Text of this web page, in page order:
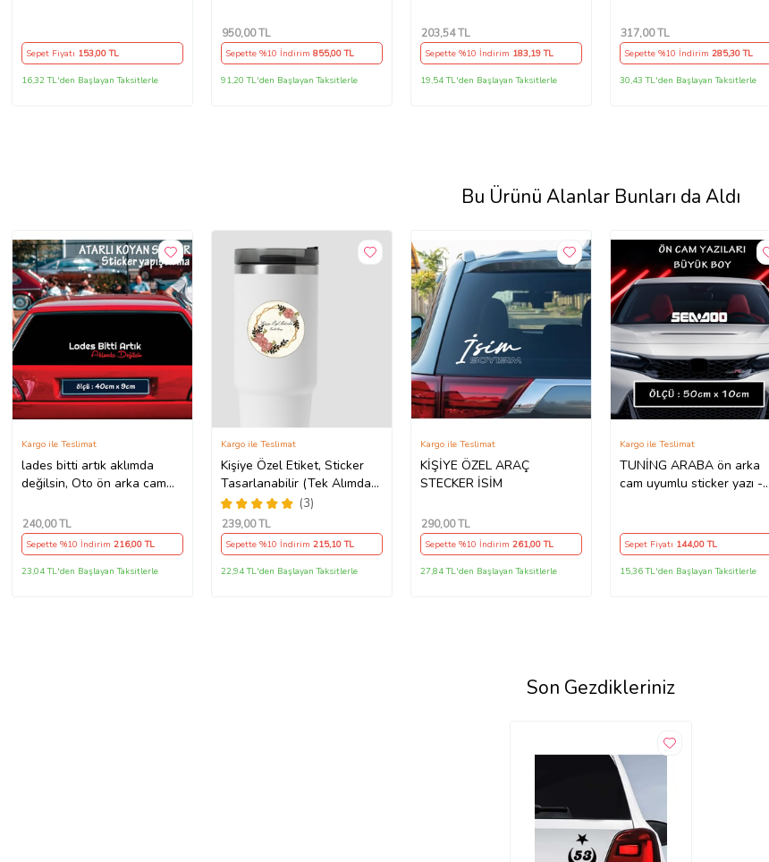
Sepet Fiyatı 153,00 TL
16,32 TL'den Başlayan Taksitlerle
950,00 TL
Sepette %10 İndirim 855,00 TL
91,20 TL'den Başlayan Taksitlerle
203,54 TL
Sepette %10 İndirim 183,19 TL
19,54 TL'den Başlayan Taksitlerle
317,00 TL
Sepette %10 İndirim 285,30 TL
30,43 TL'den Başlayan Taksitlerle
Bu Ürünü Alanlar Bunları da Aldı
lades bitti artık aklımda
değilsin, Oto ön arka cam
türkçe koyan sözler
Kargo ile Teslimat
240,00 TL
Sepette %10 İndirim 216,00 TL
23,04 TL'den Başlayan Taksitlerle
Kişiye Özel Etiket, Sticker
Tasarlanabilir (Tek Alımda
50'li Gönderim
Yapılmaktadır)
(3)
Kargo ile Teslimat
239,00 TL
Sepette %10 İndirim 215,10 TL
22,94 TL'den Başlayan Taksitlerle
KİŞİYE ÖZEL ARAÇ
STECKER İSİM
Kargo ile Teslimat
290,00 TL
Sepette %10 İndirim 261,00 TL
27,84 TL'den Başlayan Taksitlerle
TUNİNG ARABA ön arka
cam uyumlu sticker yazı -
Kargo ile Teslimat
Sepet Fiyatı 144,00 TL
15,36 TL'den Başlayan Taksitlerle
Son Gezdikleriniz